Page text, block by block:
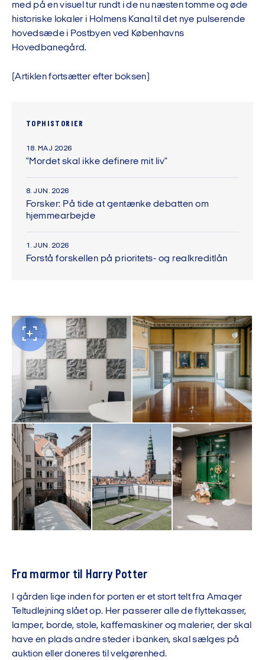
med på en visuel tur rundt i de nu næsten tomme og øde
historiske lokaler i Holmens Kanal til det nye pulserende
hovedsæde i Postbyen ved Københavns
Hovedbanegård.
(Artiklen fortsætter efter boksen)
TOPHISTORIER
18. MAJ 2026
"Mordet skal ikke definere mit liv"
8. JUN. 2026
Forsker: På tide at gentænke debatten om
hjemmearbejde
1. JUN. 2026
Forstå forskellen på prioritets- og realkreditlån
Fra marmor til Harry Potter
I gården lige inden for porten er et stort telt fra Amager
Teltudlejning slået op. Her passerer alle de flyttekasser,
lamper, borde, stole, kaffemaskiner og malerier, der skal
have en plads andre steder i banken, skal sælges på
auktion eller doneres til velgørenhed.